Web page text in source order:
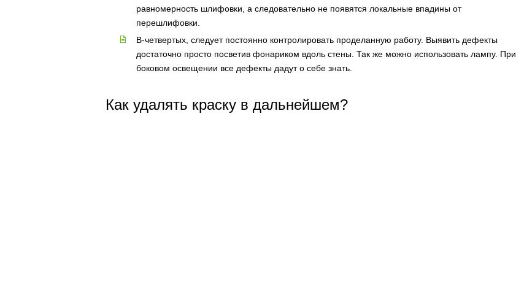
равномерность шлифовки, а следовательно не появятся локальные впадины от
перешлифовки.
В-четвертых, следует постоянно контролировать проделанную работу. Выявить дефекты
достаточно просто посветив фонариком вдоль стены. Так же можно использовать лампу. При
боковом освещении все дефекты дадут о себе знать.
Как удалять краску в дальнейшем?